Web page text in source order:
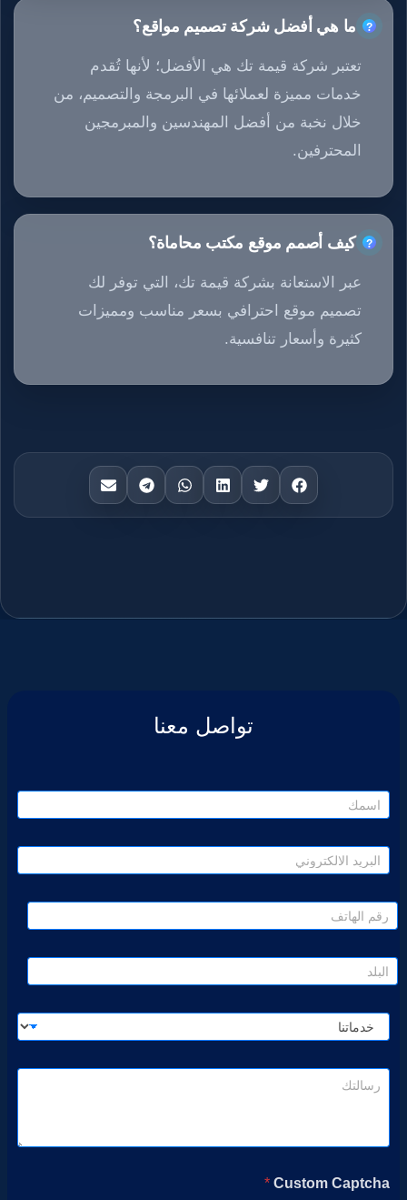
ما هي أفضل شركة تصميم مواقع؟
تعتبر شركة قيمة تك هي الأفضل؛ لأنها تُقدم
خدمات مميزة لعملائها في البرمجة والتصميم، من
خلال نخبة من أفضل المهندسين والمبرمجين
المحترفين.
كيف أصمم موقع مكتب محاماة؟
عبر الاستعانة بشركة قيمة تك، التي توفر لك
تصميم موقع احترافي بسعر مناسب ومميزات
كثيرة وأسعار تنافسية.
تواصل معنا
Custom Captcha
*